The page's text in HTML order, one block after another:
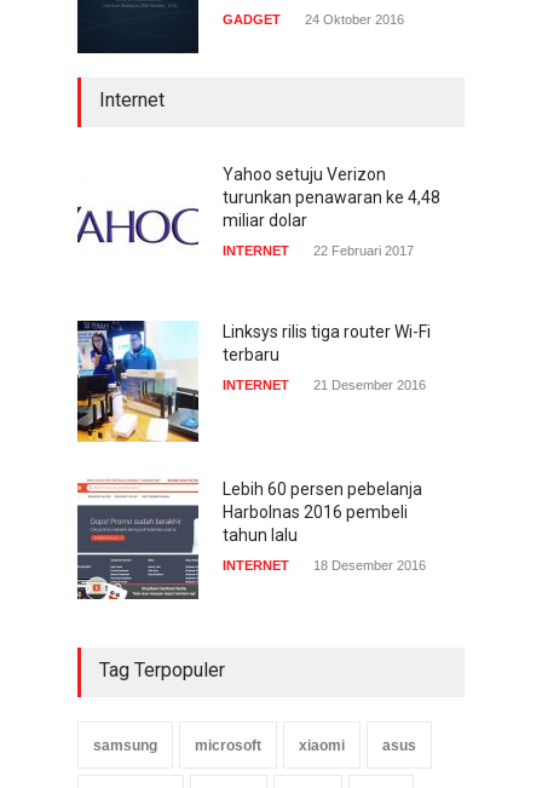
GADGET 24 Oktober 2016
Internet
Yahoo setuju Verizon
turunkan penawaran ke 4,48
miliar dolar
INTERNET 22 Februari 2017
Linksys rilis tiga router Wi-Fi
terbaru
INTERNET 21 Desember 2016
Lebih 60 persen pebelanja
Harbolnas 2016 pembeli
tahun lalu
INTERNET 18 Desember 2016
Tag Terpopuler
samsung microsoft xiaomi asus